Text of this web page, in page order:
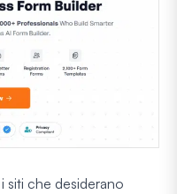
siti che desiderano